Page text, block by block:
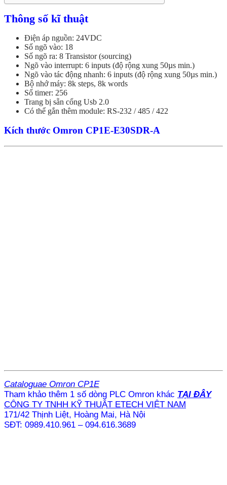
Thông số kĩ thuật
Điện áp nguồn: 24VDC
Số ngõ vào: 18
Số ngõ ra: 8 Transistor (sourcing)
Ngõ vào interrupt: 6 inputs (độ rộng xung 50µs min.)
Ngõ vào tác động nhanh: 6 inputs (độ rộng xung 50µs min.)
Bộ nhớ máy: 8k steps, 8k words
Số timer: 256
Trang bị sẵn cổng Usb 2.0
Có thể gắn thêm module: RS-232 / 485 / 422
Kích thước Omron CP1E-E30SDR-A
Cataloguae Omron CP1E
Tham khảo thêm 1 số dòng PLC Omron khác TẠI ĐÂY
CÔNG TY TNHH KỸ THUẬT ETECH VIỆT NAM
171/42 Thịnh Liệt, Hoàng Mai, Hà Nội
SĐT: 0989.410.961 – 094.616.3689